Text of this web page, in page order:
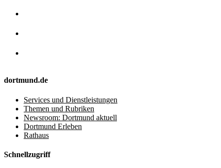
dortmund.de
Services und Dienstleistungen
Themen und Rubriken
Newsroom: Dortmund aktuell
Dortmund Erleben
Rathaus
Schnellzugriff